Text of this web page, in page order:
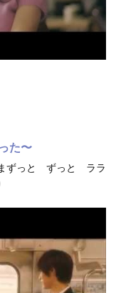
た〜
ずっと ずっと ララ